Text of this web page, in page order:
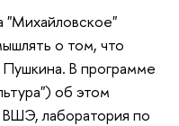
"Михайловское"
о том, что
Пушкина. В программе
об этом
лаборатория по